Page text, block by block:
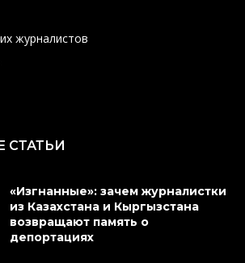
журналистов
СТАТЬИ
«Изгнанные»: зачем журналистки
из Казахстана и Кыргызстана
возвращают память о
депортациях